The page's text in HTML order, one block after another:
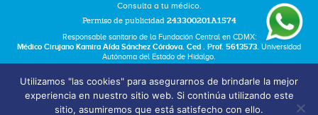
Consulta a tu médico.
Permiso de publicidad 243300201A1574
Responsable sanitario de la Fundación Central en CDMX:
Médico Cirujano Kamira Aída Sánchez Córdova. Ced . Prof. 5613573. Universidad
Autónoma del Estado de Hidalgo.
Términos y Condiciones
Bolsa de Trabajo
Utilizamos "las cookies" para asegurarnos de brindarle la mejor
experiencia en nuestro sitio web. Si continúa utilizando este
sitio, asumiremos que está satisfecho con ello.